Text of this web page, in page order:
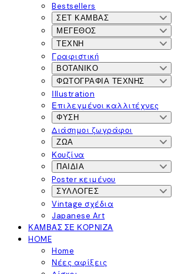
Bestsellers
ΣΕΤ ΚΑΜΒΆΣ
ΜΈΓΕΘΟΣ
ΤΈΧΝΗ
Γραφιστική
ΒΟΤΑΝΙΚΌ
ΦΩΤΟΓΡΑΦΊΑ ΤΈΧΝΗΣ
Ιllustration
Επιλεγμένοι καλλιτέχνες
ΦΎΣΗ
Διάσημοι ζωγράφοι
ΖΏΑ
Κουζίνα
ΠΑΙΔΙΆ
Poster κειμένου
ΣΥΛΛΟΓΈΣ
Vintage σχέδια
Japanese Art
ΚΑΜΒΆΣ ΣΕ ΚΟΡΝΊΖΑ
HOME
Home
Νέες αφίξεις